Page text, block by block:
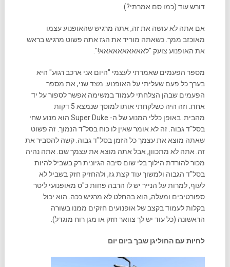
דורש עוד (כמו סם אמרתי?).
אם אתה לא עושה את זה, אתה מרגיש שהאופנוע עצמו
מאוכזב ממך. כשאתה מוריד את הגז אתה פשוט מרגיש בראש
את האופנוע צועק "לאאאאאאאאאא!".
מספר הפעמים שאמרתי לעצמי "היום אני ארכב רגוע" היא
בערך כל פעם שעליתי על האופנוע. מצד שני, את מספר
הפעמים שבהן הצלחתי לעמוד במשימה אפשר לספור על יד
אחת. וזה היה כשלקחתי אותו למוסך שנמצא 5 דקות
מהבית. באופן כללי המנוע של ה- Super Duke הוא מנוע שחי
בסל"ד גבוה. זה לא אומר שאין לו כוח בסל"ד הנמוך. זה פשוט
שאתה מוצא את עצמך כל הזמן בסל"ד גבוה. קשה להסביר את
זה. אתה לא מתכוון, אבל אתה מוצא את עצמך שם. אתה נהיה
מכור להורדת הילוך בלי שום סיבה הגיונית רק בשביל להיות
בסל"ד הגבוה ולמשוך עוד קצת גז, ולהחזיק חזק בשביל לא
לעוף, למרות על הנייר יש לו הרבה פחות כ"ס מאופנועי ליטר
ספורטיבים ומעלה, הוא בהחלט לא מרגיש ככה. הוא יכול
בקלות לעמוד בקצב של אופנועים חזקים ממנו בשורה
הראשונה (כל עוד יש לך צוואר חזק או מגן רוח מוגדל).
לחיות עם החוליגן שבך ביום יום